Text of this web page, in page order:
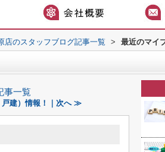
のスタッフブログ記事一覧 > 最近のマイ
事一覧
戸建）情報！｜次へ ≫